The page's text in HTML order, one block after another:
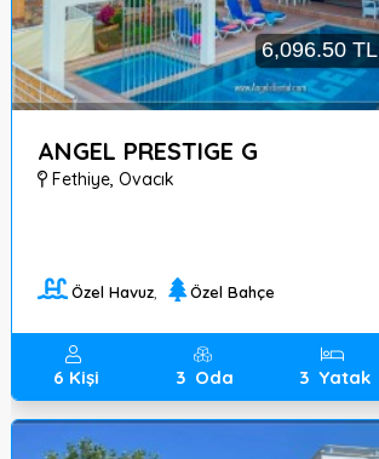
ANGEL PRESTIGE G
Fethiye ,Ovacık
Özel Havuz Özel Bahçe
6,096.50 TL
6 Kişi 3 Oda 3 Yatak